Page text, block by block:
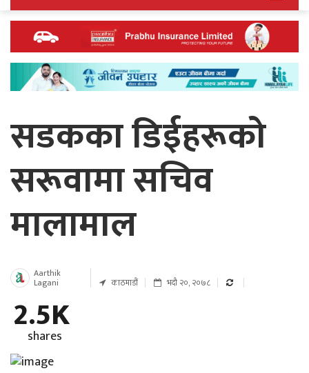
सडकका डिईहरूको
सरूवामा सचिव
मालामाल
Aarthik
Lagani काठमाडौं भदौ २०, २०७८
2.5K
shares